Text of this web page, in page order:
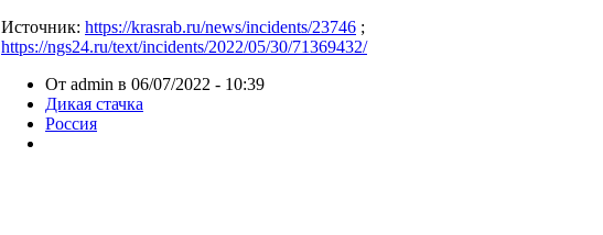
Источник: https://krasrab.ru/news/incidents/23746 ;
https://ngs24.ru/text/incidents/2022/05/30/71369432/
От admin в 06/07/2022 - 10:39
Дикая стачка
Россия